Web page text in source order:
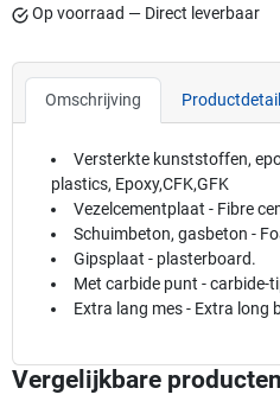
Op voorraad — Direct leverbaar
Omschrijving
Versterkte kunststoffen,
plastics, Epoxy,CFK,GFK
Vezelcementplaat - Fibre
Schuimbeton, gasbeton -
Gipsplaat - plasterboard.
Met carbide punt - carbide-
Extra lang mes - Extra long
Vergelijkbare producten